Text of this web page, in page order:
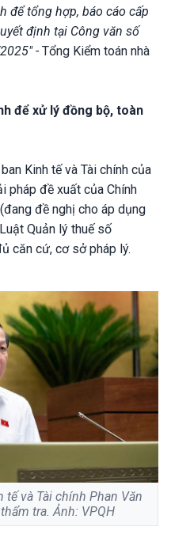
để tổng hợp, báo cáo cấp
định tại Công văn số
- Tổng Kiểm toán nhà
để xử lý đồng bộ, toàn
Kinh tế và Tài chính của
pháp đề xuất của Chính
đề nghị cho áp dụng
Quản lý thuế số
căn cứ, cơ sở pháp lý.
tế và Tài chính Phan Văn
tra. Ảnh: VPQH